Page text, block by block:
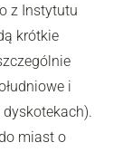
z Instytutu
krótkie
i
miast o